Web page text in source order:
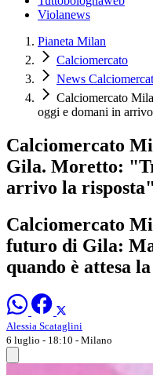
Violanews
Pianeta Milan
Calciomercato
News
Calciomercato
oggi e domani in
Calciomercato
Gila. Moretto:
arrivo la risposta"
Calciomercato
futuro di Gila:
quando è attesa
Alessia Scataglini
6 luglio - 18:10 - Milano